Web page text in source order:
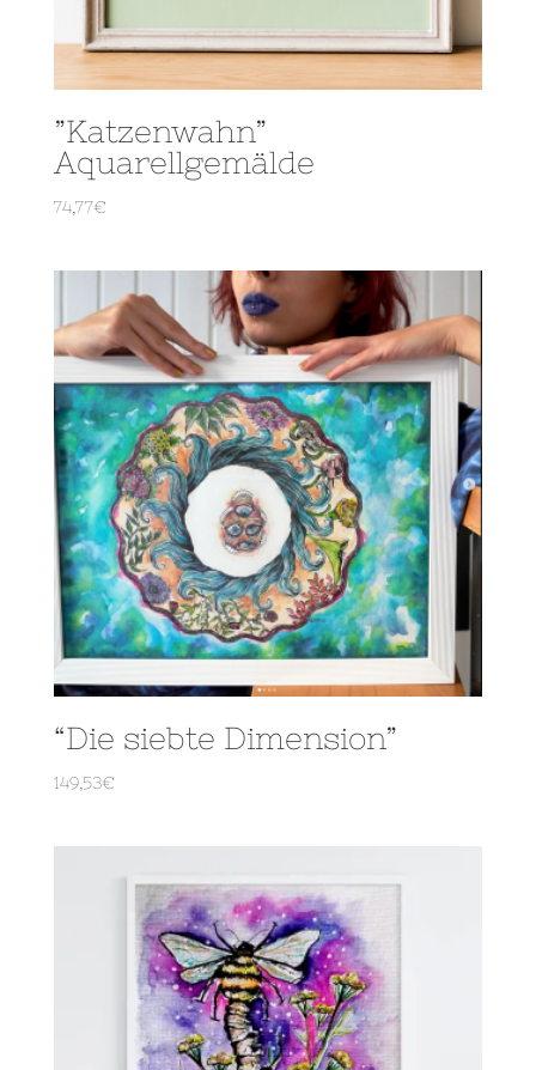
”Katzenwahn”
Aquarellgemälde
74,77€
“Die siebte Dimension”
149,53€